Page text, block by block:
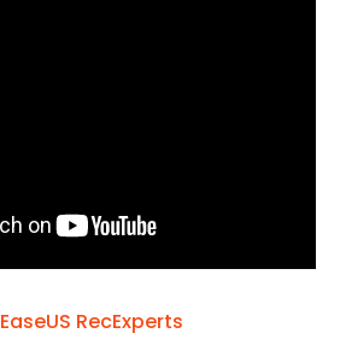
RecExperts